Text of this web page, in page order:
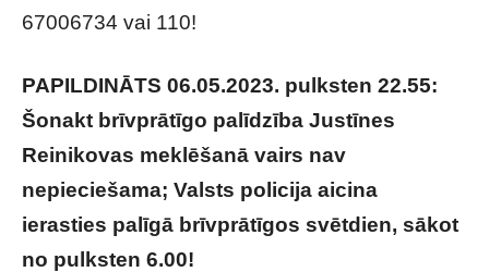
67006734 vai 110!
PAPILDINĀTS 06.05.2023. pulksten 22.55:
Šonakt brīvprātīgo palīdzība Justīnes
Reinikovas meklēšanā vairs nav
nepieciešama; Valsts policija aicina
ierasties palīgā brīvprātīgos svētdien, sākot
no pulksten 6.00!